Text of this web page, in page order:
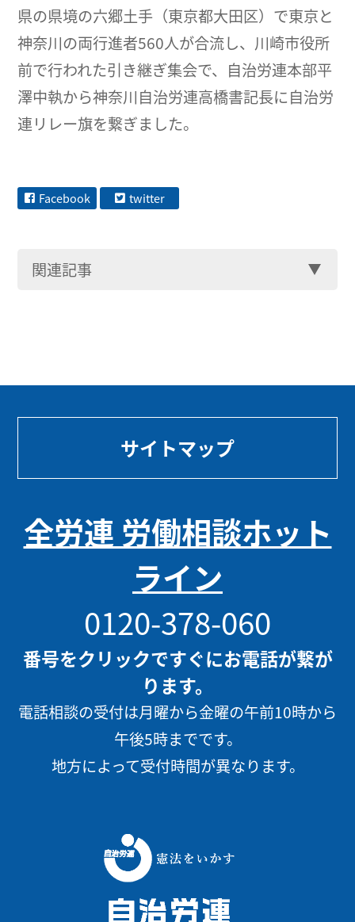
県の県境の六郷土手（東京都大田区）で東京と
神奈川の両行進者560人が合流し、川崎市役所
前で行われた引き継ぎ集会で、自治労連本部平
澤中執から神奈川自治労連高橋書記長に自治労
連リレー旗を繋ぎました。
Facebook twitter
関連記事
サイトマップ
全労連 労働相談ホット
ライン
0120-378-060
番号をクリックですぐにお電話が繋が
ります。
電話相談の受付は月曜から金曜の午前10時から
午後5時までです。
地方によって受付時間が異なります。